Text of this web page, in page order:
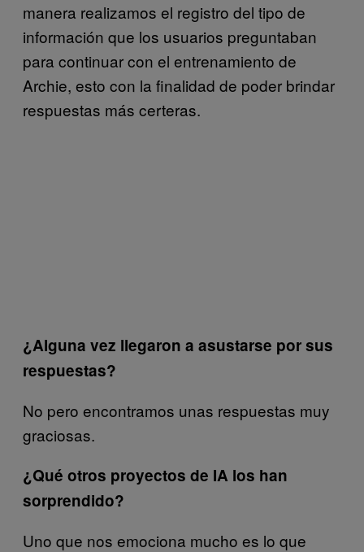
manera realizamos el registro del tipo de
información que los usuarios preguntaban
para continuar con el entrenamiento de
Archie, esto con la finalidad de poder brindar
respuestas más certeras.
¿Alguna vez llegaron a asustarse por sus
respuestas?
No pero encontramos unas respuestas muy
graciosas.
¿Qué otros proyectos de IA los han
sorprendido?
Uno que nos emociona mucho es lo que